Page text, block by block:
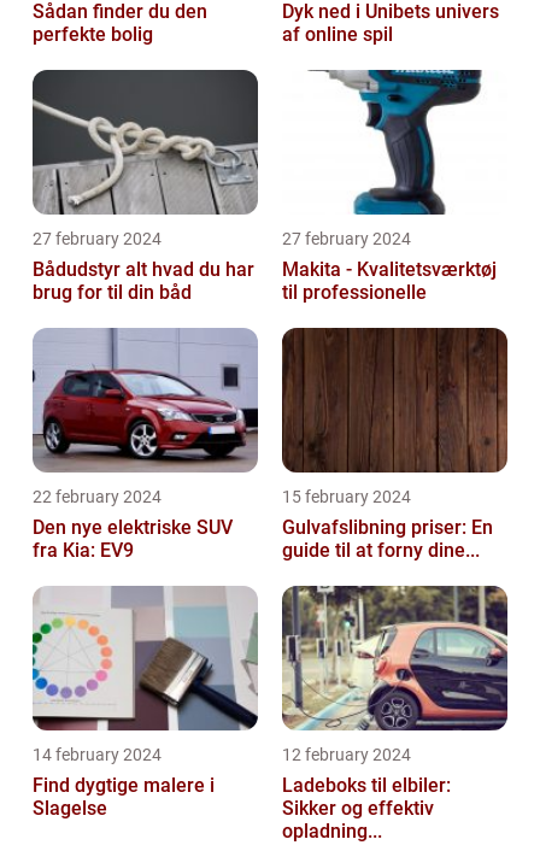
Sådan finder du den
perfekte bolig
Dyk ned i Unibets univers
af online spil
27 february 2024
Bådudstyr alt hvad du har
brug for til din båd
27 february 2024
Makita - Kvalitetsværktøj
til professionelle
22 february 2024
Den nye elektriske SUV
fra Kia: EV9
15 february 2024
Gulvafslibning priser: En
guide til at forny dine...
14 february 2024
Find dygtige malere i
Slagelse
12 february 2024
Ladeboks til elbiler:
Sikker og effektiv
opladning...